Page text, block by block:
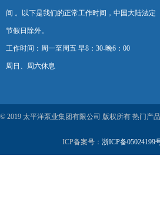
间 。以下是我们的正常工作时间，中国大陆法定
节假日除外。
工作时间：周一至周五 早8：30-晚6：00
周日、周六休息
© 2019 太平洋泵业集团有限公司 版权所有 热门产品
ICP备案号： 浙ICP备05024199